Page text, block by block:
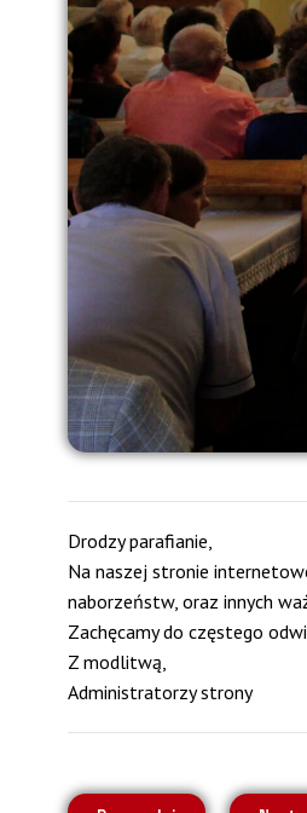
Drodzy parafianie,
Na naszej stronie
naborzeństw, oraz innych
Zachęcamy do częstego
Z modlitwą,
Administratorzy strony